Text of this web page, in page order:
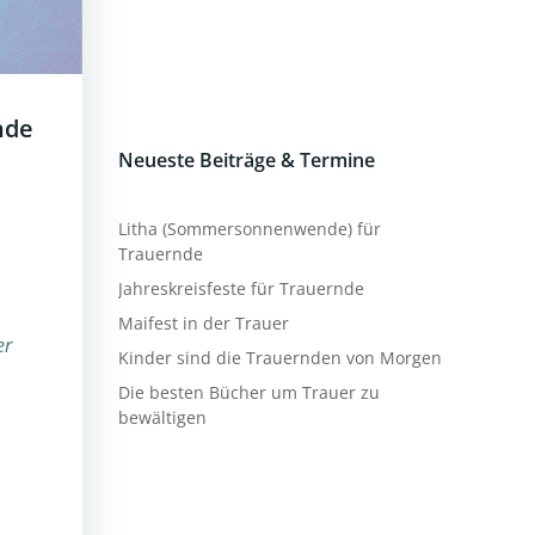
Neueste Beiträge & Termine
Litha (Sommersonnenwende) für
Trauernde
Jahreskreisfeste für Trauernde
Maifest in der Trauer
Kinder sind die Trauernden von Morgen
Die besten Bücher um Trauer zu
bewältigen